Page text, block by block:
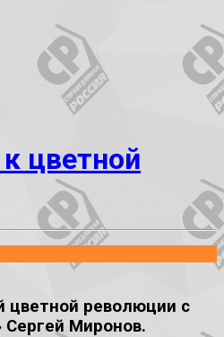
цветной
цветной революции с
Сергей Миронов.